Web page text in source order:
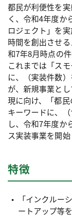
都民が利便性を
く、令和4年度か
ロジェクト」を
時間を創出させ
和7年8月時点の
これまでは「ス
に、（実装件数
が、新規事業と
現に向け、「都
キーワードに、
し、令和7年度か
ス実装事業を開始
特徴
「インクルー
ートアップ等